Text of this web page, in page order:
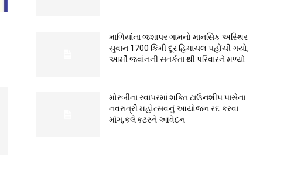
માળિયાંના જશાપર ગામનો માનસિક અસ્થિર
યુવાન 1700 કિમી દૂર હિમાચલ પહોંચી ગયો,
આર્મી જવાંનની સતર્કતા થી પરિવારને મળ્યો
મોરબીના રવાપરમાં શક્તિ ટાઉનશીપ પાસેના
નવરાત્રી મહોત્સવનું આયોજન રદ કરવા
માંગ,કલેકટરને આવેદન